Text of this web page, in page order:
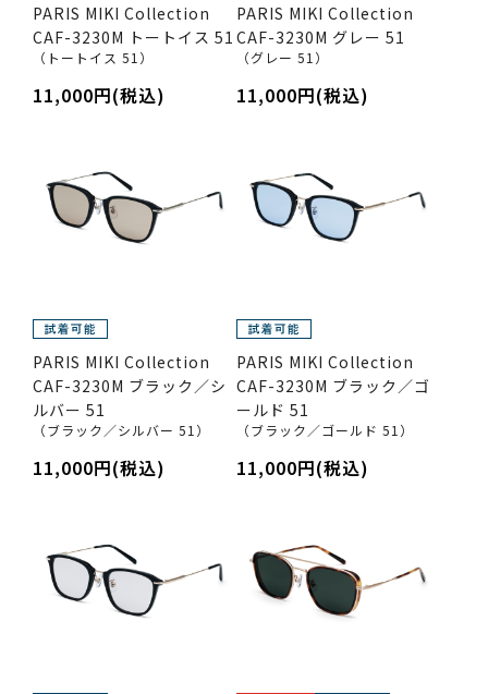
PARIS MIKI Collection
CAF-3230M トートイス 51
（トートイス 51）
11,000円(税込)
PARIS MIKI Collection
CAF-3230M グレー 51
（グレー 51）
11,000円(税込)
PARIS MIKI Collection
CAF-3230M ブラック／シ
ルバー 51
（ブラック／シルバー 51）
11,000円(税込)
PARIS MIKI Collection
CAF-3230M ブラック／ゴ
ールド 51
（ブラック／ゴールド 51）
11,000円(税込)